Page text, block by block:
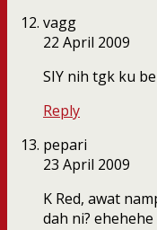
vagg
22 April 2009
SIY nih tgk ku
Reply
pepari
23 April 2009
K Red, awat
dah ni? ehehehe